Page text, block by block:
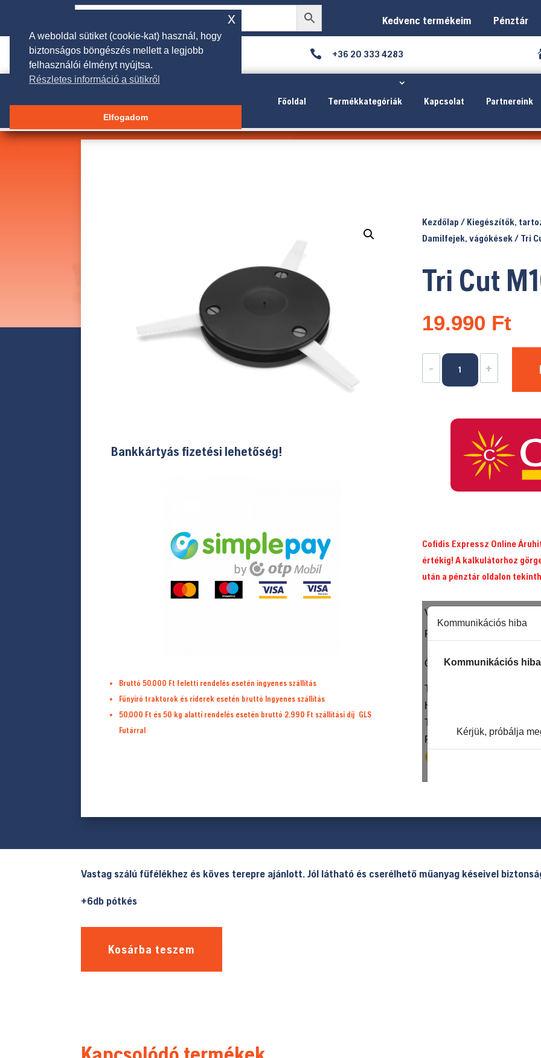
Kedvenc termékeim Pénztár
 rendeles@galgakertigep.hu  +36 20 333 4283
Főoldal Termékkategóriák Kapcsolat Partnereink
Bankkártyás fizetési lehetőség!
Bruttó 50.000 Ft feletti rendelés esetén ingyenes szállítás
Fűnyíró traktorok és riderek esetén bruttó Ingyenes szállítás
50.000 Ft és 50 kg alatti rendelés esetén bruttó 2.990 Ft szállítási díj GLS
Futárral
Kezdőlap / Kiegészítők,
Damilfejek, vágókések/ Tri
Tri Cut
19.990 Ft
-
Tri
+
Cofidis Expressz Online
értékig! A kalkulátorhoz
után a pénztár oldalon
Vastag szálú fűfélékhez és köves terepre ajánlott. Jól látható és cserélhető műanyag késeivel
+6db pótkés
Kosárba teszem
A weboldal sütiket (cookie-kat) használ, hogy
biztonságos böngészés mellett a legjobb
felhasználói élményt nyújtsa.
Részletes információ a sütikről
Elfogadom
x